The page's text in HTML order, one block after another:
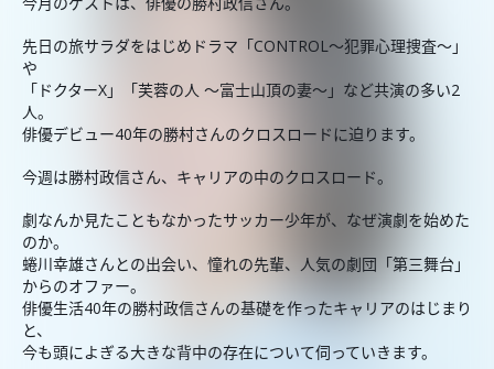
先日の旅サラダをはじめドラマ「CONTROL～犯罪心理捜査～」
や
「ドクターX」「芙蓉の人 ～富士山頂の妻～」など共演の多い2
人。
俳優デビュー40年の勝村さんのクロスロードに迫ります。
今週は勝村政信さん、キャリアの中のクロスロード。
劇なんか見たこともなかったサッカー少年が、なぜ演劇を始めた
のか。
蜷川幸雄さんとの出会い、憧れの先輩、人気の劇団「第三舞台」
からのオファー。
俳優生活40年の勝村政信さんの基礎を作ったキャリアのはじまり
と、
今も頭によぎる大きな背中の存在について伺っていきます。